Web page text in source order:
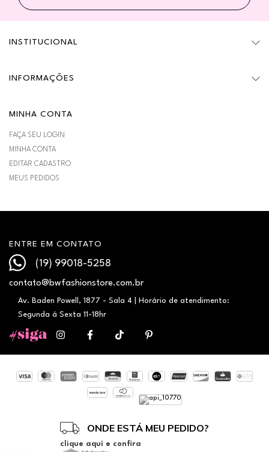
INSTITUCIONAL
INFORMAÇÕES
MINHA CONTA
FAÇA SEU LOGIN
MINHA CONTA
EDITAR CADASTRO
MEUS PEDIDOS
ENTRE EM CONTATO
(19) 99018-5258
contato@bwfashionstore.com.br
Av. Baden Powell, 1877 - Sala 4 | Horário de atendimento:
Segunda á Sexta 11-18hr
ONDE ESTÁ MEU PEDIDO?
clique aqui e confira